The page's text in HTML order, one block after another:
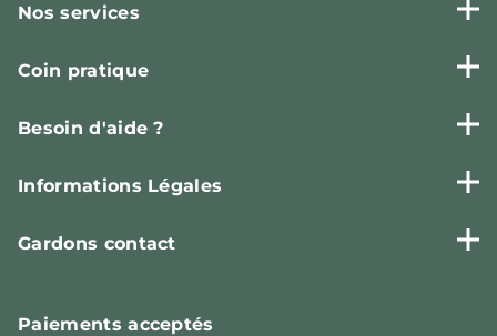
Nos services
Coin pratique
Besoin d'aide ?
Informations Légales
Gardons contact
Paiementsacceptés